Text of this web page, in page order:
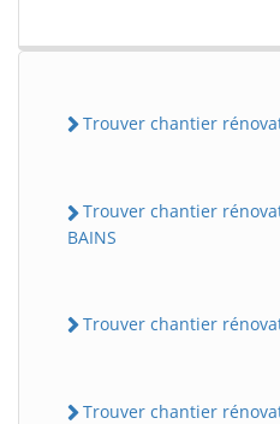
Trouver chantier
Trouver chantier
BAINS
Trouver chantier
Trouver chantier